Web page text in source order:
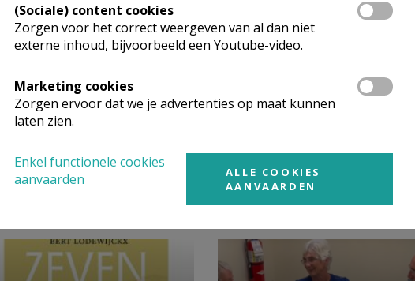
(Sociale) content cookies
Zorgen voor het correct weergeven van al dan niet
externe inhoud, bijvoorbeeld een Youtube-video.
Marketing cookies
Zorgen ervoor dat we je advertenties op maat kunnen
laten zien.
Enkel functionele cookies
aanvaarden
ALLE COOKIES
AANVAARDEN